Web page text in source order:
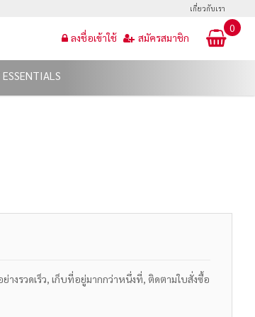
เกี่ยวกับเรา
0
ลงชื่อเข้าใช้ สมัครสมาชิก
างรวดเร็ว, เก็บที่อยู่มากกว่าหนึ่งที่, ติดตามใบสั่งซื้อ